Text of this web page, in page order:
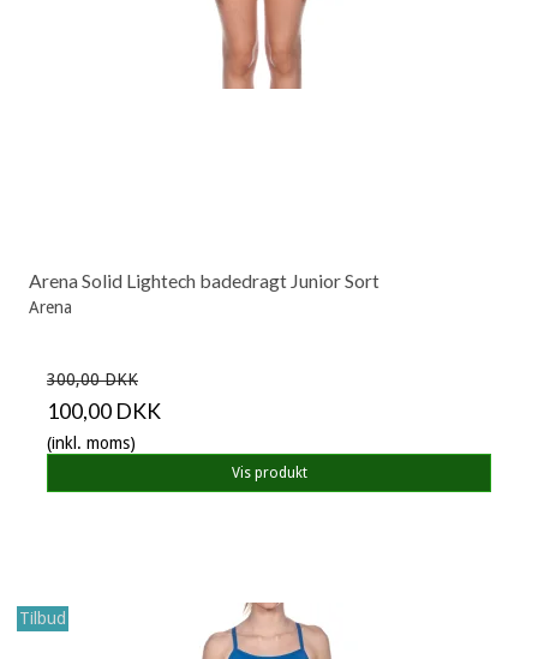
Arena Solid Lightech badedragt Junior Sort
Arena
300,00 DKK
100,00 DKK
(inkl. moms)
Vis produkt
Tilbud